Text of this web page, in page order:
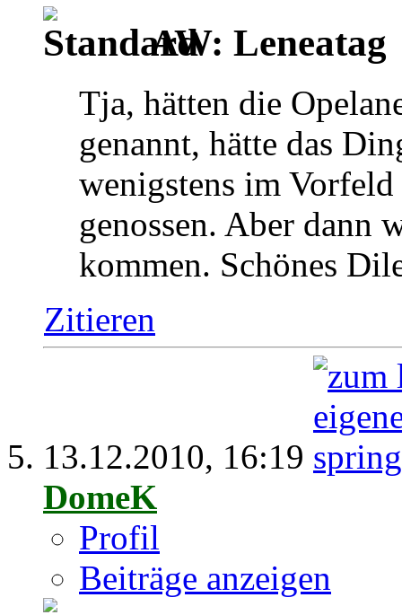
AW: Leneatag
Tja, hätten die
genannt, hätte das
wenigstens im
genossen. Aber dann
kommen. Schönes
Zitieren
13.12.2010, 16:19
DomeK
Profil
Beiträge anzeigen